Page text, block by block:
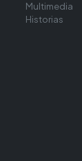
Multimedia
Historias